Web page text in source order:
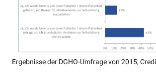
Ergebnisse der DGHO-Umfrage von 2015;